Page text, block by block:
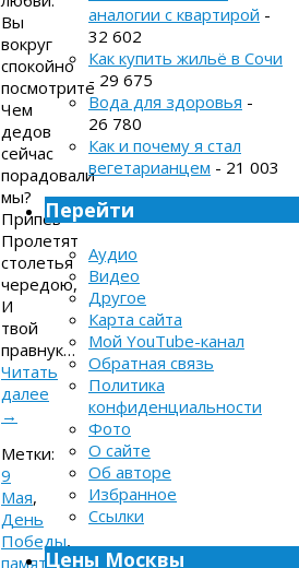
Вы
вокруг
спокойно
посмотрите
Чем
дедов
сейчас
порадовали
мы?
Припев
Пролетят
столетья
чередою,
И
твой
правнук…
Читать
далее
→
Метки:
9
Мая,
День
Победы,
память,
аналогии с квартирой -
32 602
Как купить жильё в Сочи
- 29 675
Вода для здоровья -
26 780
Как и почему я стал
вегетарианцем - 21 003
Перейти
Аудио
Видео
Другое
Карта сайта
Мой YouTube-канал
Обратная связь
Политика
конфиденциальности
Фото
О сайте
Об авторе
Избранное
Ссылки
Цены Москвы